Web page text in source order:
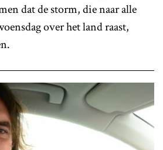
dat de storm, die naar alle
over het land raast,